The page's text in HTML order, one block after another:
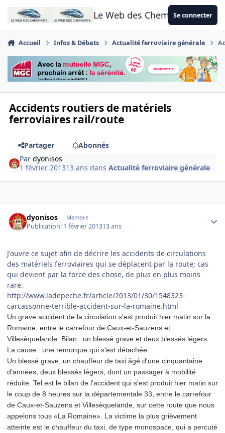
Aller au contenu
Le Web des CheminotsSe connecter
Accueil Infos & Débats Actualité ferroviaire générale
Accidents routiers de matériels
ferroviaires rail/route
Partager
Abonnés
Pardyonisos
1 février 201313 ans dansActualité ferroviaire générale
dyonisos Membre
Publication: 1 février 201313 ans
J'ouvre ce sujet afin de décrire les accidents de circulations
des matériels ferroviaires qui se déplacent par la route; cas
qui devient par la force des chose, de plus en plus moins
rare.
http://www.ladepeche.fr/article/2013/01/30/1548323-
carcassonne-terrible-accident-sur-la-romaine.html
Un grave accident de la circulation s'est produit hier matin sur la
Romaine, entre le carrefour de Caux-et-Sauzens et
Villesèquelande. Bilan : un blessé grave et deux blessés légers.
La cause : une remorque qui s'est détachée...
Un blessé grave, un chauffeur de taxi âgé d'une cinquantaine
d'années, deux blessés légers, dont un passager à mobilité
réduite. Tel est le bilan de l'accident qui s'est produit hier matin sur
le coup de 8 heures sur la départementale 33, entre le carrefour
de Caux-et-Sauzens et Villesèquelande, sur cette route que nous
appelons tous «La Romaine». La victime la plus grièvement
atteinte est le chauffeur du taxi, de type monospace, qui a percuté